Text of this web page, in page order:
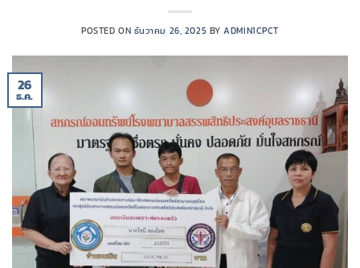
POSTED ON ธันวาคม 26, 2025 BYADMIN1CPCT
26
ธ.ค.